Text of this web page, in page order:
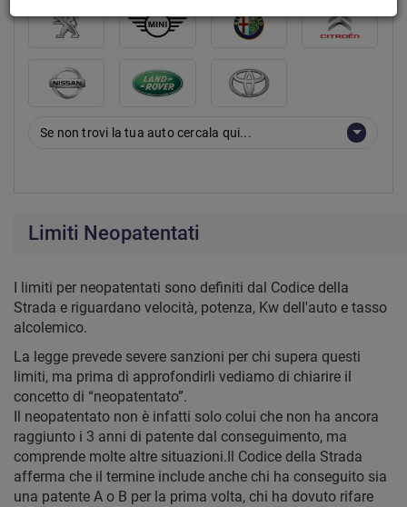
Se non trovi la tua auto cercala qui...
Limiti Neopatentati
I limiti per neopatentati sono definiti dal Codice della
Strada e riguardano velocità, potenza, Kw dell'auto e tasso
alcolemico.
La legge prevede severe sanzioni per chi supera questi
limiti, ma prima di approfondirli vediamo di chiarire il
concetto di “neopatentato”.
Il neopatentato non è infatti solo colui che non ha ancora
raggiunto i 3 anni di patente dal conseguimento, ma
comprende molte altre situazioni.Il Codice della Strada
afferma che il termine include anche chi ha conseguito sia
una patente A o B per la prima volta, chi ha dovuto rifare